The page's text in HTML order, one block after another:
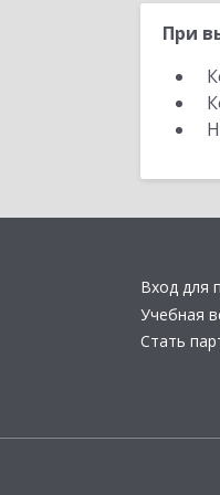
При
Вход для
Учебная
Стать